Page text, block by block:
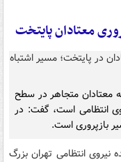
معتادان پایتخت
معتادان متجاهر در سطح
انتظامی است، گفت: در
بازپروری است.
انتظامی تهران بزرگ